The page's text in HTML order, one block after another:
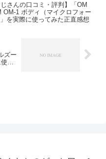
じさんの口コミ・評判】「OM
OM-1 ボディ（マイクロフォー
を実際に使ってみた正直感想
ズー
っ